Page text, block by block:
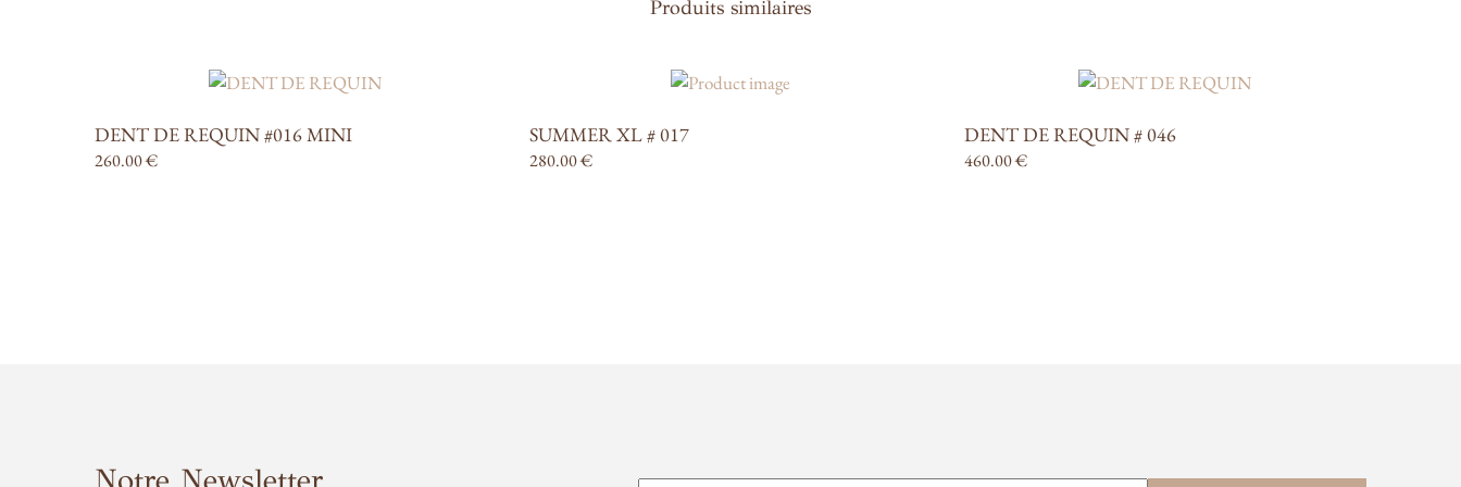
Produits similaires
DENT DE REQUIN #016 MINI
260.00€
SUMMER XL # 017
280.00€
DENT DE REQUIN # 046
460.00€